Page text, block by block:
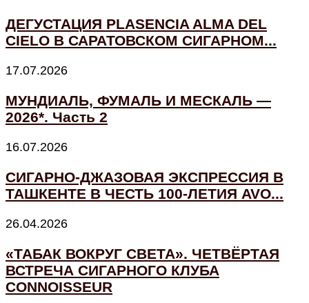
ДЕГУСТАЦИЯ PLASENCIA ALMA DEL
CIELO В САРАТОВСКОМ СИГАРНОМ...
17.07.2026
МУНДИАЛЬ, ФУМАЛЬ И МЕСКАЛЬ —
2026*. Часть 2
16.07.2026
СИГАРНО-ДЖАЗОВАЯ ЭКСПРЕССИЯ В
ТАШКЕНТЕ В ЧЕСТЬ 100-ЛЕТИЯ AVO...
26.04.2026
«ТАБАК ВОКРУГ СВЕТА». ЧЕТВЁРТАЯ
ВСТРЕЧА СИГАРНОГО КЛУБА
CONNOISSEUR